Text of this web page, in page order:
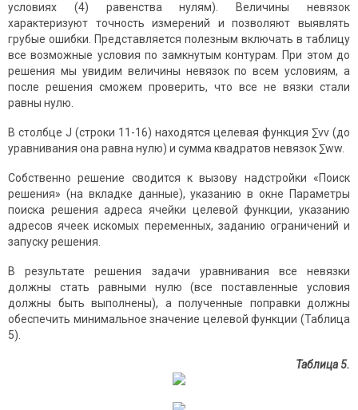
условиях (4) равенства нулям). Величины невязок
характеризуют точность измерений и позволяют выявлять
грубые ошибки. Представляется полезным включать в таблицу
все возможные условия по замкнутым контурам. При этом до
решения мы увидим величины невязок по всем условиям, а
после решения сможем проверить, что все не вязки стали
равны нулю.
В столбце J (строки 11-16) находятся целевая функция ∑vv (до
уравнивания она равна нулю) и сумма квадратов невязок ∑ww.
Собственно решение сводится к вызову надстройки «Поиск
решения» (на вкладке данные), указанию в окне Параметры
поиска решения адреса ячейки целевой функции, указанию
адресов ячеек искомых переменных, заданию ограничений и
запуску решения.
В результате решения задачи уравнивания все невязки
должны стать равными нулю (все поставленные условия
должны быть выполнены), а полученные поправки должны
обеспечить минимальное значение целевой функции (Таблица
5).
Таблица 5.